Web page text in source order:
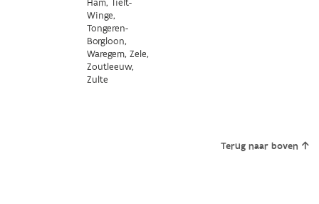
Ham, Tielt-
Winge,
Tongeren-
Borgloon,
Waregem, Zele,
Zoutleeuw,
Zulte
Terug naar boven